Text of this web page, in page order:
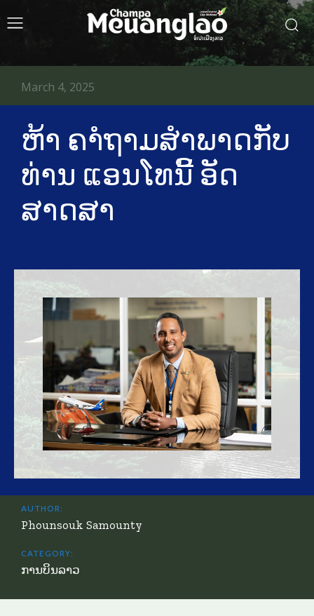
ຫ້າ ຄາໍຖາມສໍາພາດກັບ
ທ່ານ ແອນໂທນີ້ ອັດ
ສາດສາ
March 4, 2025
AUTHOR:
Phounsouk Samounty
CATEGORY:
ການບິນລາວ